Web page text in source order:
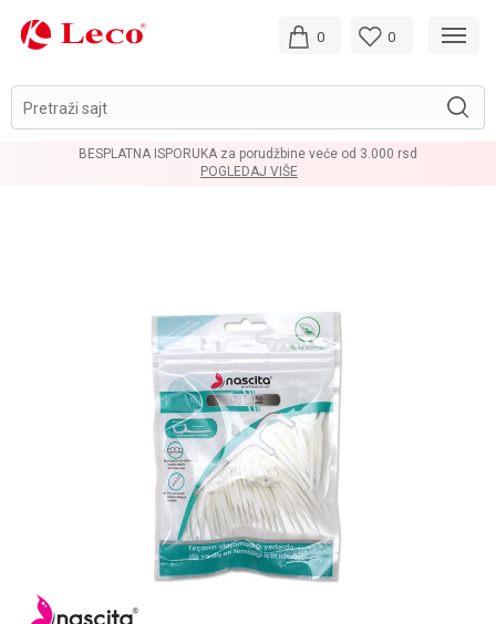
Pretraži sajt
0 0
BESPLATNA ISPORUKA za porudžbine veće od 3.000 rsd
POGLEDAJ VIŠE